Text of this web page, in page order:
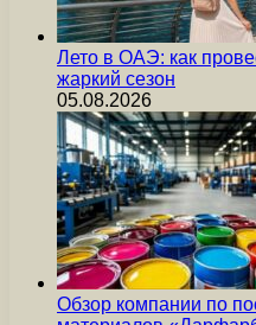
Лето в ОАЭ: как
жаркий сезон
05.08.2026
Обзор компании по